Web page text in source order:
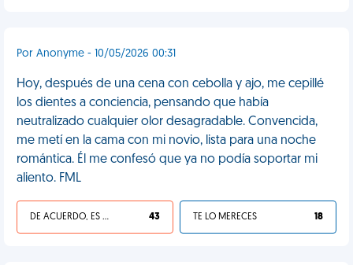
Por Anonyme - 10/05/2026 00:31
Hoy, después de una cena con cebolla y ajo, me cepillé
los dientes a conciencia, pensando que había
neutralizado cualquier olor desagradable. Convencida,
me metí en la cama con mi novio, lista para una noche
romántica. Él me confesó que ya no podía soportar mi
aliento. FML
DE ACUERDO, ES UNA VIDA HP 43 TE LO MERECES 18